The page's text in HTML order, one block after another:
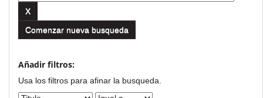
Comenzar nueva busqueda
Añadir filtros:
Usa los filtros para afinar la busqueda.